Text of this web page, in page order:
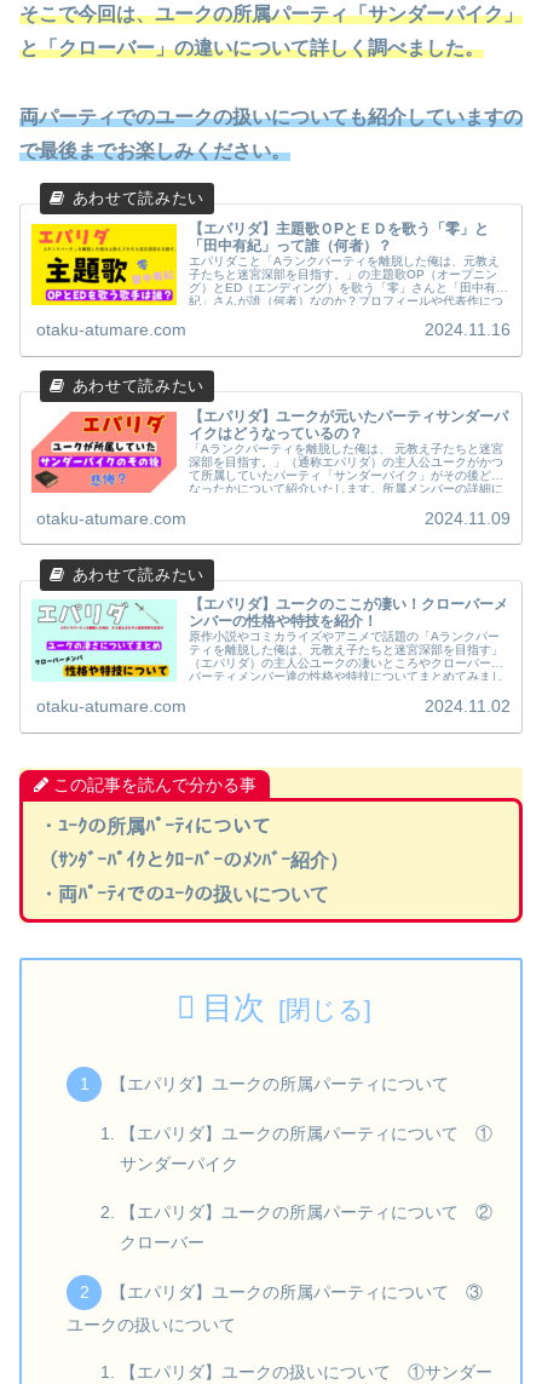
そこで今回は、ユークの所属パーティ「サンダーパイク」
と「クローバー」の違いについて詳しく調べました。
両パーティでのユークの扱いについても紹介していますの
で最後までお楽しみください。
【エパリダ】主題歌ＯPとＥＤを歌う「零」と
「田中有紀」って誰（何者）？
エパリダこと「Aランクパーティを離脱した俺は、元教え
子たちと迷宮深部を目指す。」の主題歌OP（オープニン
グ）とED（エンディング）を歌う「零」さんと「田中有
紀」さんが誰（何者）なのか？プロフィールや代表作につ
otaku-atumare.com 2024.11.16
【エパリダ】ユークが元いたパーティサンダーパ
イクはどうなっているの？
「Aランクパーティを離脱した俺は、 元教え子たちと迷宮
深部を目指す。」（通称エパリダ）の主人公ユークがかつ
て所属していたパーティ「サンダーバイク」がその後どう
なったかについて紹介いたします。所属メンバーの詳細に
otaku-atumare.com 2024.11.09
【エパリダ】ユークのここが凄い！クローバーメ
ンバーの性格や特技を紹介！
原作小説やコミカライズやアニメで話題の「Aランクパー
ティを離脱した俺は、元教え子たちと迷宮深部を目指す」
（エパリダ）の主人公ユークの凄いところやクローバーの
パーティメンバー達の性格や特技についてまとめてみまし
otaku-atumare.com 2024.11.02
この記事を読んで分かる事
・ﾕｰｸの所属ﾊﾟｰﾃｨについて
（ｻﾝﾀﾞｰﾊﾟｲｸとｸﾛｰﾊﾞｰのﾒﾝﾊﾞｰ紹介）
・両ﾊﾟｰﾃｨでのﾕｰｸの扱いについて
目次
【エパリダ】ユークの所属パーティについて
【エパリダ】ユークの所属パーティについて ①
サンダーパイク
【エパリダ】ユークの所属パーティについて ②
クローバー
【エパリダ】ユークの所属パーティについて ③
ユークの扱いについて
【エパリダ】ユークの扱いについて ①サンダー